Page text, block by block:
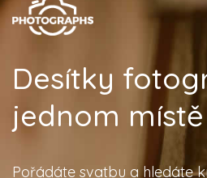
Desítky
jednom místě
Pořádáte svatbu a hledáte